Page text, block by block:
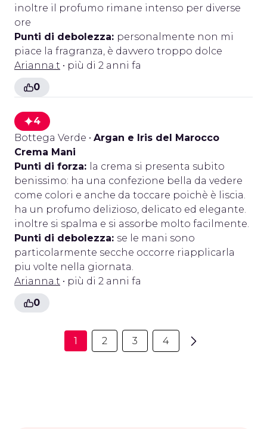
inoltre il profumo rimane intenso per diverse
ore
Punti di debolezza: personalmente non mi
piace la fragranza, è davvero troppo dolce
Arianna.t • più di 2 anni fa
0
4
Bottega Verde • Argan e Iris del Marocco
Crema Mani
Punti di forza: la crema si presenta subito
benissimo: ha una confezione bella da vedere
come colori e anche da toccare poichè è liscia.
ha un profumo delizioso, delicato ed elegante.
inoltre si spalma e si assorbe molto facilmente.
Punti di debolezza: se le mani sono
particolarmente secche occorre riapplicarla
piu volte nella giornata.
Arianna.t • più di 2 anni fa
0
1 2 3 4